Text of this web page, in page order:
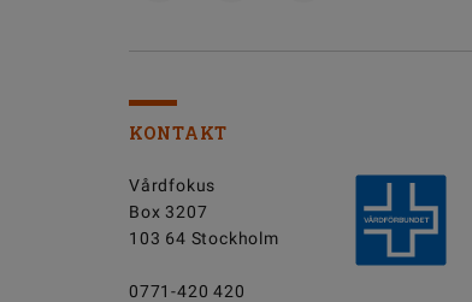
KONTAKT
Vårdfokus
Box 3207
103 64 Stockholm
0771-420 420